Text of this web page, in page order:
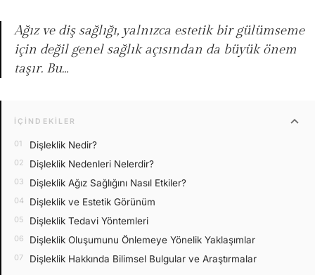
Ağız ve diş sağlığı, yalnızca estetik bir gülümseme
için değil genel sağlık açısından da büyük önem
taşır. Bu…
İÇINDEKILER expand_more
Dişleklik Nedir?
Dişleklik Nedenleri Nelerdir?
Dişleklik Ağız Sağlığını Nasıl Etkiler?
Dişleklik ve Estetik Görünüm
Dişleklik Tedavi Yöntemleri
Dişleklik Oluşumunu Önlemeye Yönelik Yaklaşımlar
Dişleklik Hakkında Bilimsel Bulgular ve Araştırmalar